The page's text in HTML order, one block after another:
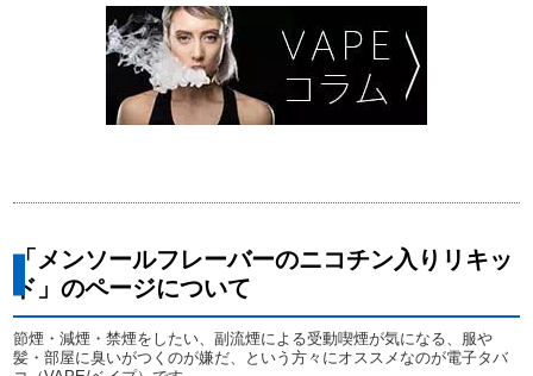
「メンソールフレーバーのニコチン入りリキッ
ド」のページについて
節煙・減煙・禁煙をしたい、副流煙による受動喫煙が気になる、服や
髪・部屋に臭いがつくのが嫌だ、という方々にオススメなのが電子タバ